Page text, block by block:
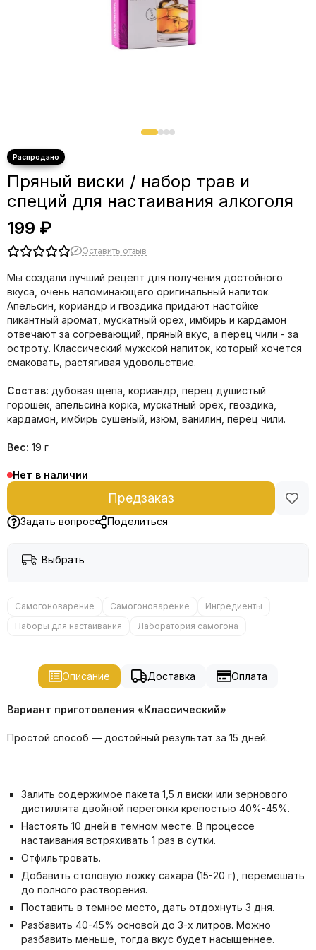
Пряный виски / набор трав и
специй для настаивания алкоголя
199 ₽
Оставить отзыв
Мы создали лучший рецепт для получения достойного
вкуса, очень напоминающего оригинальный напиток.
Апельсин, кориандр и гвоздика придают настойке
пикантный аромат, мускатный орех, имбирь и кардамон
отвечают за согревающий, пряный вкус, а перец чили - за
остроту. Классический мужской напиток, который хочется
смаковать, растягивая удовольствие.
Состав: дубовая щепа, кориандр, перец душистый
горошек, апельсина корка, мускатный орех, гвоздика,
кардамон, имбирь сушеный, изюм, ванилин, перец чили.
Вес: 19 г
Нет в наличии
Предзаказ
Задать вопрос Поделиться
Выбрать
Самогоноварение Самогоноварение
Ингредиенты
Наборы для настаивания
Лаборатория самогона
Описание Доставка Оплата
Вариант приготовления «Классический»
Простой способ — достойный результат за 15 дней.
Залить содержимое пакета 1,5 л виски или зернового
дистиллята двойной перегонки крепостью 40%-45%.
Настоять 10 дней в темном месте. В процессе
настаивания встряхивать 1 раз в сутки.
Отфильтровать.
Добавить столовую ложку сахара (15-20 г), перемешать
до полного растворения.
Поставить в темное место, дать отдохнуть 3 дня.
Разбавить 40-45% основой до 3-х литров. Можно
разбавить меньше, тогда вкус будет насыщеннее.